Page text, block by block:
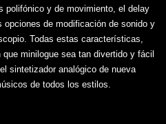
polifónico y de movimiento, el delay
opciones de modificación de sonido y
Todas estas características,
minilogue sea tan divertido y fácil
sintetizador analógico de nueva
de todos los estilos.